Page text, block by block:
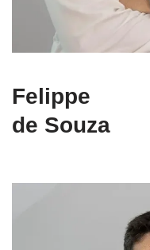
Felippe
de Souza